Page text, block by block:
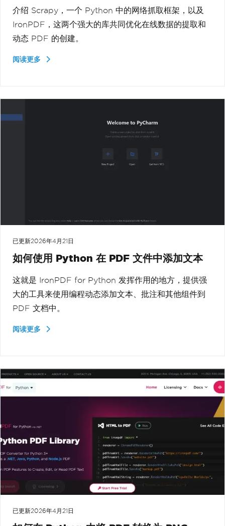
介绍 Scrapy，一个 Python 中的网络抓取框架，以及
IronPDF，这两个强大的库共同优化在线数据的提取和
动态 PDF 的创建。
阅读更多
已更新2026年4月21日
如何使用 Python 在 PDF 文件中添加文本
这就是 IronPDF for Python 发挥作用的地方，提供强
大的工具来使用编程动态添加文本、批注和其他组件到
PDF 文档中。
阅读更多
已更新2026年4月21日